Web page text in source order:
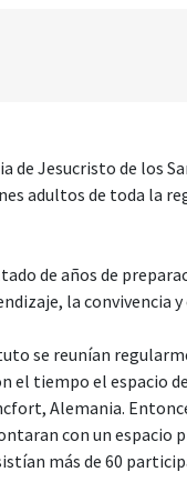
de Jesucristo de los
adultos de toda la
de años de
la convivencia
se reunían
el tiempo el espacio
Alemania.
con un espacio
más de 60